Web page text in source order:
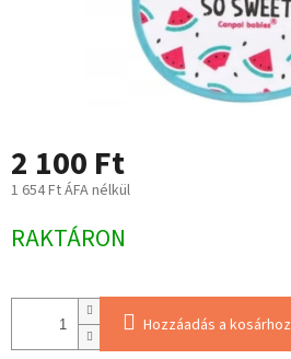
2 100 Ft
1 654 Ft ÁFA nélkül
Egységár:
RAKTÁRON
Hozzáadás a kosárhoz